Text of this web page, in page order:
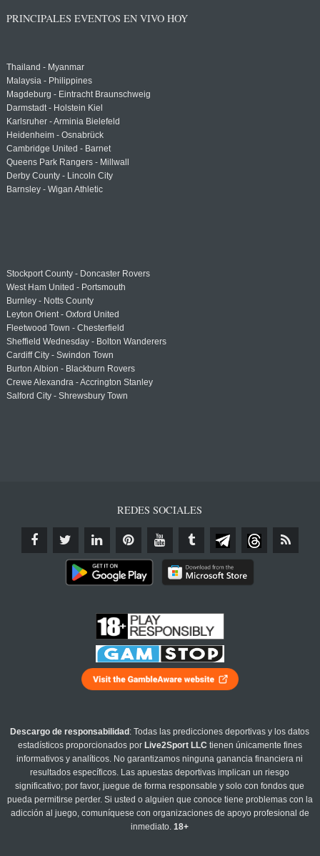
PRINCIPALES EVENTOS EN VIVO HOY
Thailand - Myanmar
Malaysia - Philippines
Magdeburg - Eintracht Braunschweig
Darmstadt - Holstein Kiel
Karlsruher - Arminia Bielefeld
Heidenheim - Osnabrück
Cambridge United - Barnet
Queens Park Rangers - Millwall
Derby County - Lincoln City
Barnsley - Wigan Athletic
Stockport County - Doncaster Rovers
West Ham United - Portsmouth
Burnley - Notts County
Leyton Orient - Oxford United
Fleetwood Town - Chesterfield
Sheffield Wednesday - Bolton Wanderers
Cardiff City - Swindon Town
Burton Albion - Blackburn Rovers
Crewe Alexandra - Accrington Stanley
Salford City - Shrewsbury Town
REDES SOCIALES
Descargo de responsabilidad : Todas las predicciones deportivas y los datos
estadísticos proporcionados por Live2Sport LLC tienen únicamente fines
informativos y analíticos. No garantizamos ninguna ganancia financiera ni
resultados específicos. Las apuestas deportivas implican un riesgo
significativo; por favor, juegue de forma responsable y solo con fondos que
pueda permitirse perder. Si usted o alguien que conoce tiene problemas con la
adicción al juego, comuníquese con organizaciones de apoyo profesional de
inmediato.18+